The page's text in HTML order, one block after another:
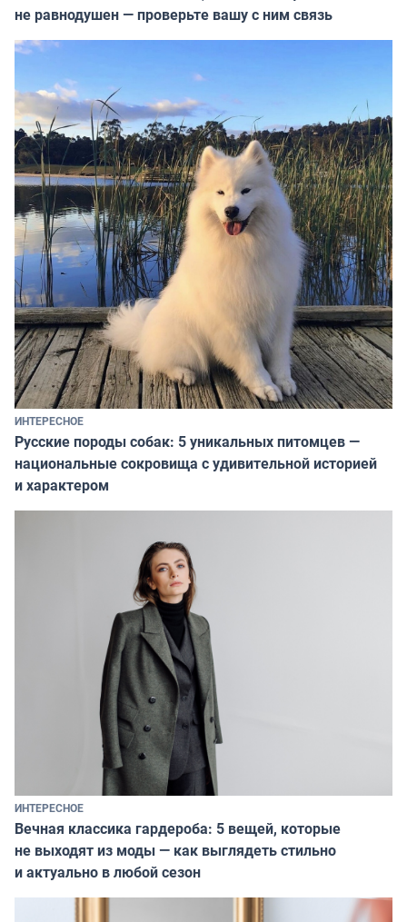
не равнодушен — проверьте вашу с ним связь
ИНТЕРЕСНОЕ
Русские породы собак: 5 уникальных питомцев —
национальные сокровища с удивительной историей
и характером
ИНТЕРЕСНОЕ
Вечная классика гардероба: 5 вещей, которые
не выходят из моды — как выглядеть стильно
и актуально в любой сезон